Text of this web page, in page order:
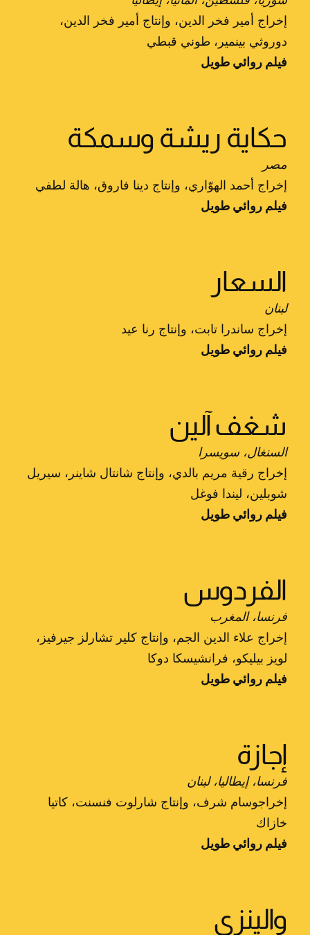
إخراج أمير فخر الدين، وإنتاج أمير فخر الدين،
دوروثي بينمير، طوني قبطي
فيلم روائي طويل
حكاية ريشة وسمكة
مصر
إخراج أحمد الهوّاري، وإنتاج دينا فاروق، هالة لطفي
فيلم روائي طويل
السعار
لبنان
إخراج ساندرا تابت، وإنتاج رنا عيد
فيلم روائي طويل
شغف آلين
السنغال، سويسرا
إخراج رقية مريم بالدي، وإنتاج شانتال شاينر، سيريل
شوبلين، ليندا فوغل
فيلم روائي طويل
الفردوس
فرنسا، المغرب
إخراج علاء الدين الجم، وإنتاج كلير تشارلز جيرفيز،
لويز بيليكو، فرانشيسكا دوكا
فيلم روائي طويل
إجازة
فرنسا، إيطاليا، لبنان
إخراجوسام شرف، وإنتاج شارلوت فنسنت، كاتيا
خازاك
فيلم روائي طويل
والينزي